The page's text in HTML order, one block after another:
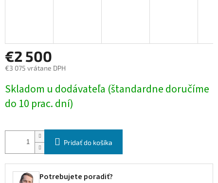
€2 500
€3 075 vrátane DPH
cena:
Skladom u dodávateľa (štandardne doručíme
do 10 prac. dní)
Pridať do košíka
Potrebujete poradiť?